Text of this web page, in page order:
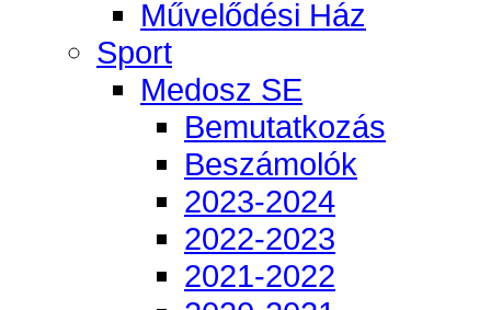
Művelődési Ház
Sport
Medosz SE
Bemutatkozás
Beszámolók
2023-2024
2022-2023
2021-2022